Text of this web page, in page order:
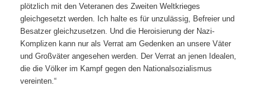
plötzlich mit den Veteranen des Zweiten Weltkrieges
gleichgesetzt werden. Ich halte es für unzulässig, Befreier und
Besatzer gleichzusetzen. Und die Heroisierung der Nazi-
Komplizen kann nur als Verrat am Gedenken an unsere Väter
und Großväter angesehen werden. Der Verrat an jenen Idealen,
die die Völker im Kampf gegen den Nationalsozialismus
vereinten.“